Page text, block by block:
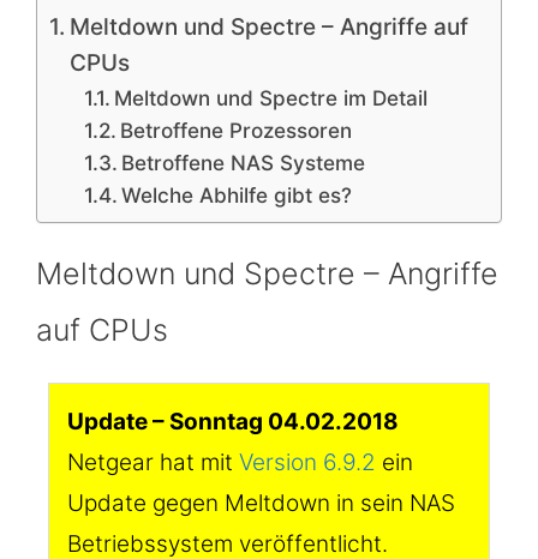
Meltdown und Spectre – Angriffe auf
CPUs
Meltdown und Spectre im Detail
Betroffene Prozessoren
Betroffene NAS Systeme
Welche Abhilfe gibt es?
Meltdown und Spectre – Angriffe
auf CPUs
Update – Sonntag 04.02.2018
Netgear hat mit Version 6.9.2 ein
Update gegen Meltdown in sein NAS
Betriebssystem veröffentlicht.